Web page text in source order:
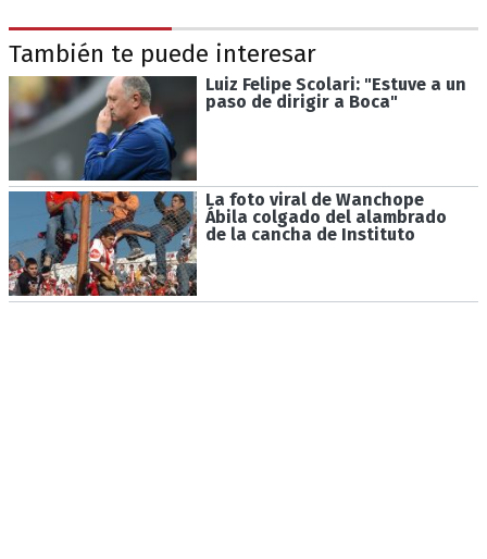
También te puede interesar
Luiz Felipe Scolari: "Estuve a un
paso de dirigir a Boca"
La foto viral de Wanchope
Ábila colgado del alambrado
de la cancha de Instituto